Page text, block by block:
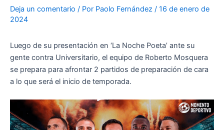
Deja un comentario / Por Paolo Fernández / 16 de enero de
2024
Luego de su presentación en ‘La Noche Poeta’ ante su
gente contra Universitario, el equipo de Roberto Mosquera
se prepara para afrontar 2 partidos de preparación de cara
a lo que será el inicio de temporada.